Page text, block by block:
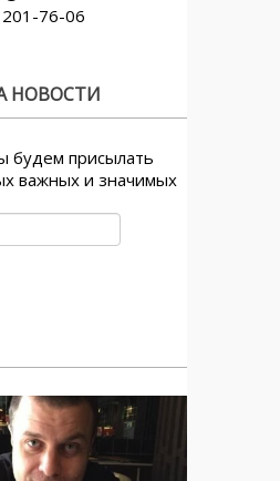
76-06
НОВОСТИ
будем присылать
важных и значимых